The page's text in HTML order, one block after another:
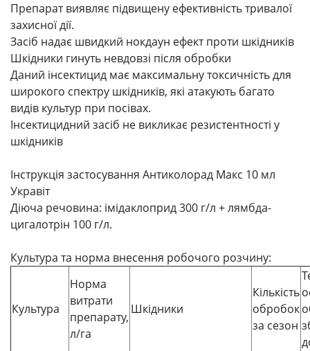
Препарат виявляє підвищену ефективність тривалої
захисної дії.
Засіб надає швидкий нокдаун ефект проти шкідників
Шкідники гинуть невдовзі після обробки
Даний інсектицид має максимальну токсичність для
широкого спектру шкідників, які атакують багато
видів культур при посівах.
Інсектицидний засіб не викликає резистентності у
шкідників
Інструкція застосування Антиколорад Макс 10 мл
Укравіт
Діюча речовина: імідаклоприд 300 г/л + лямбда-
цигалотрін 100 г/л.
Культура та норма внесення робочого розчину:
Культура
Норма
витрати
препарату,
л/га
Шкідники
Кількість
обробок
за сезон